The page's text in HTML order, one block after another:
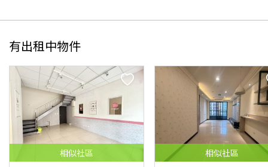
有出租中物件
相似社區 相似社區